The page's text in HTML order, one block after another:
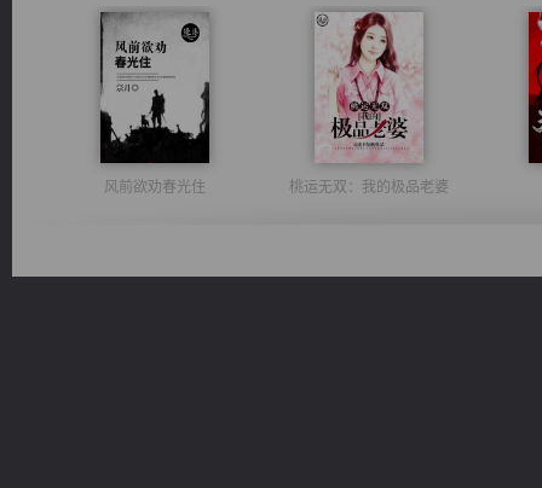
风前欲劝春光住 桃运无双：我的极品老婆